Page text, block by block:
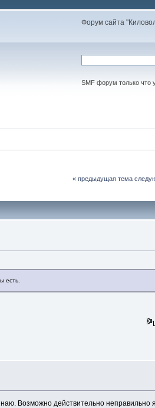
Форум сайта
SMF форум только что
« предыдущая тема
есть.
Возможно действительно неправильно